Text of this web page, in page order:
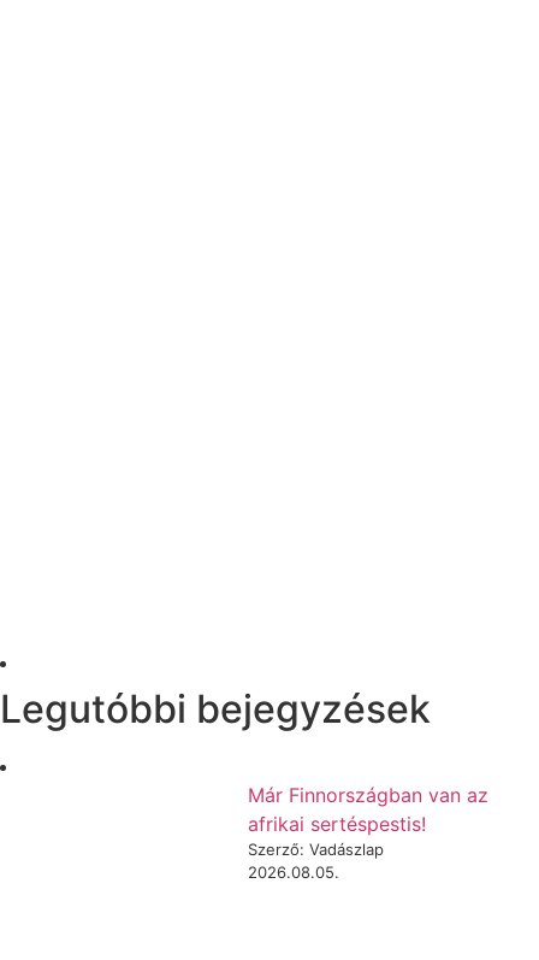
Legutóbbi bejegyzések
Már Finnországban van az
afrikai sertéspestis!
Szerző: Vadászlap
2026.08.05.